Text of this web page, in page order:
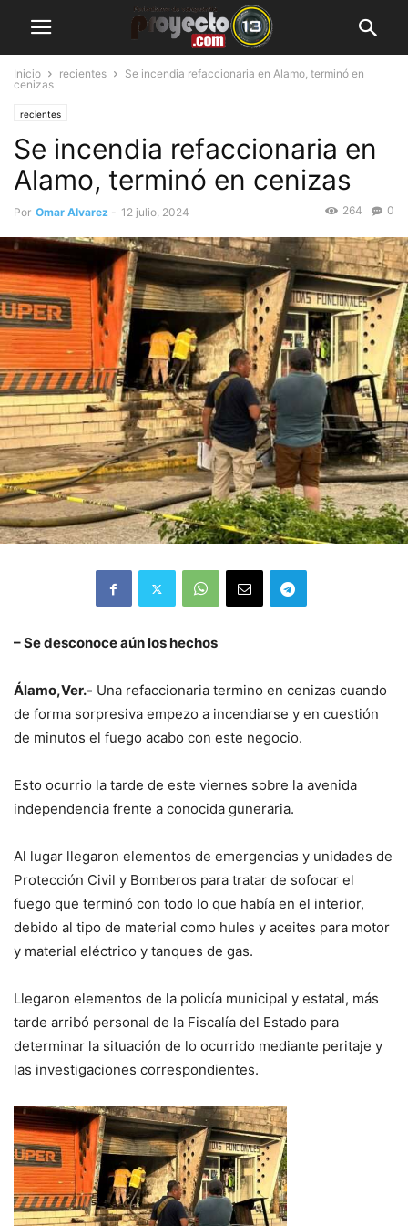
Inicio recientes
Se incendia refaccionaria en Alamo, terminó en
cenizas
recientes
Se incendia refaccionaria en
Alamo, terminó en cenizas
Por Omar Alvarez - 12 julio, 2024 0
264
– Se desconoce aún los hechos
Álamo,Ver.- Una refaccionaria termino en cenizas cuando
de forma sorpresiva empezo a incendiarse y en cuestión
de minutos el fuego acabo con este negocio.
Esto ocurrio la tarde de este viernes sobre la avenida
independencia frente a conocida guneraria.
Al lugar llegaron elementos de emergencias y unidades de
Protección Civil y Bomberos para tratar de sofocar el
fuego que terminó con todo lo que había en el interior,
debido al tipo de material como hules y aceites para motor
y material eléctrico y tanques de gas.
Llegaron elementos de la policía municipal y estatal, más
tarde arribó personal de la Fiscalía del Estado para
determinar la situación de lo ocurrido mediante peritaje y
las investigaciones correspondientes.